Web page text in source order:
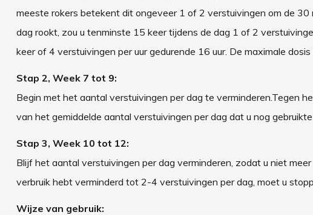
meeste rokers betekent dit ongeveer 1 of 2 verstuivingen om de
dag rookt, zou u tenminste 15 keer tijdens de dag 1 of 2
keer of 4 verstuivingen per uur gedurende 16 uur. De maximale
Stap 2, Week 7 tot 9:
Begin met het aantal verstuivingen per dag te verminderen.Tegen
van het gemiddelde aantal verstuivingen per dag dat u nog gebruikte
Stap 3, Week 10 tot 12:
Blijf het aantal verstuivingen per dag verminderen, zodat u niet
verbruik hebt verminderd tot 2-4 verstuivingen per dag, moet u
Wijze van gebruik: